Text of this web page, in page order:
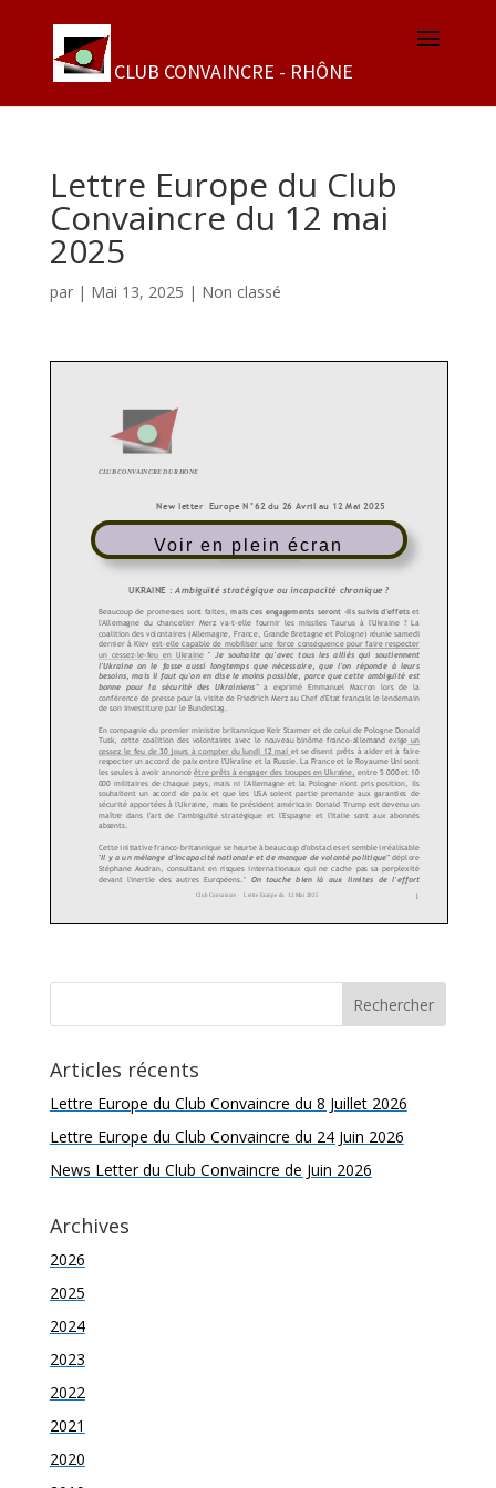
Lettre Europe du Club
Convaincre du 12 mai
2025
par | Mai 13, 2025 | Non classé
Voir en plein écran
Articles récents
Lettre Europe du Club Convaincre du 8 Juillet 2026
Lettre Europe du Club Convaincre du 24 Juin 2026
News Letter du Club Convaincre de Juin 2026
Archives
2026
2025
2024
2023
2022
2021
2020